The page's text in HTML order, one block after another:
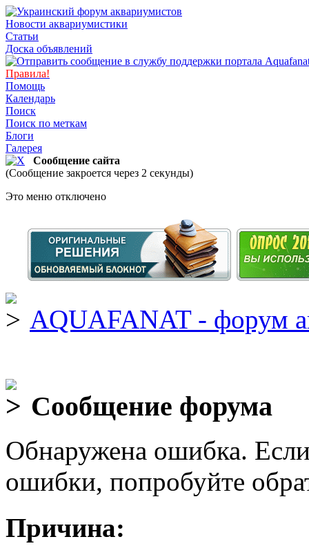
Новости аквариумистики
Статьи
Доска объявлений
Правила!
Помощь
Календарь
Поиск
Поиск по меткам
Блоги
Галерея
Сообщение сайта
(Сообщение закроется через 2 секунды)
Это меню отключено
AQUAFANAT - форум
Сообщение форума
Обнаружена ошибка.
ошибки, попробуйте
Причина: